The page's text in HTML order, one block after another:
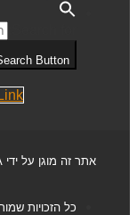
Button
Link
אתר זה מוגן על ידי reCAPTCHA ו-Google
כל הזכויות